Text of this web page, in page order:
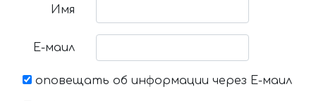
Имя
Е-маил
оповещать об информации через Е-маил